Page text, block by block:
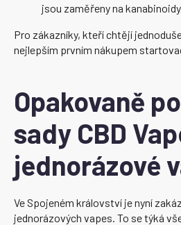
jsou zaměřeny na
Pro zákazníky, kteří chtějí
nejlepším prvním nákupem
Opakovaně
sady CBD
jednorázové
Ve Spojeném království je nyní
jednorázových vapes. To se týká